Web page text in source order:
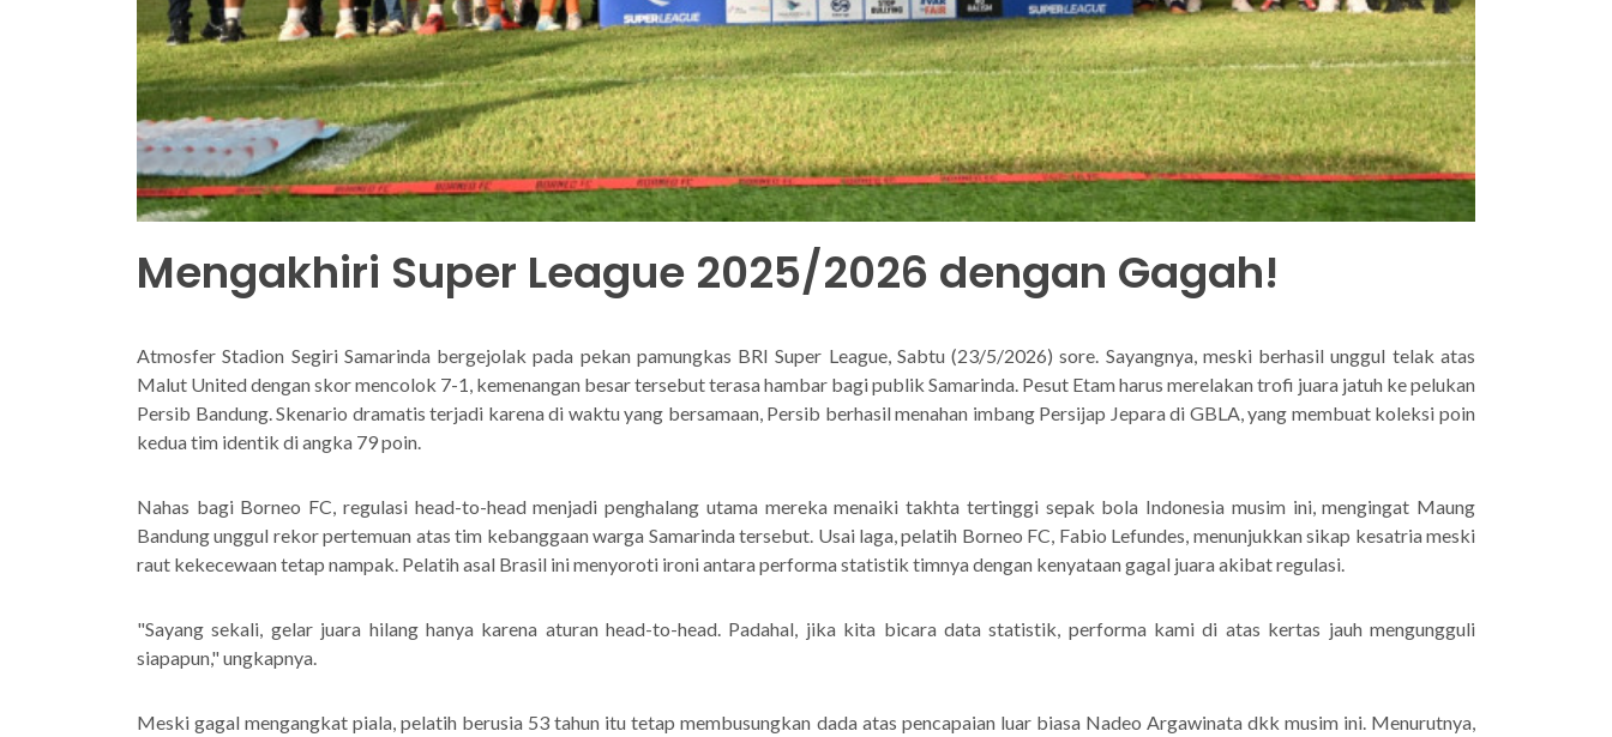
Mengakhiri Super League 2025/2026 dengan Gagah!
Atmosfer Stadion Segiri Samarinda bergejolak pada pekan pamungkas BRI Super League, Sabtu (23/5/2026) sore. Sayangnya, meski berhasil unggul telak atas
Malut United dengan skor mencolok 7-1, kemenangan besar tersebut terasa hambar bagi publik Samarinda. Pesut Etam harus merelakan trofi juara jatuh ke pelukan
Persib Bandung. Skenario dramatis terjadi karena di waktu yang bersamaan, Persib berhasil menahan imbang Persijap Jepara di GBLA, yang membuat koleksi poin
kedua tim identik di angka 79 poin.
Nahas bagi Borneo FC, regulasi head-to-head menjadi penghalang utama mereka menaiki takhta tertinggi sepak bola Indonesia musim ini, mengingat Maung
Bandung unggul rekor pertemuan atas tim kebanggaan warga Samarinda tersebut. Usai laga, pelatih Borneo FC, Fabio Lefundes, menunjukkan sikap kesatria meski
raut kekecewaan tetap nampak. Pelatih asal Brasil ini menyoroti ironi antara performa statistik timnya dengan kenyataan gagal juara akibat regulasi.
"Sayang sekali, gelar juara hilang hanya karena aturan head-to-head. Padahal, jika kita bicara data statistik, performa kami di atas kertas jauh mengungguli
siapapun," ungkapnya.
Meski gagal mengangkat piala, pelatih berusia 53 tahun itu tetap membusungkan dada atas pencapaian luar biasa Nadeo Argawinata dkk musim ini. Menurutnya,